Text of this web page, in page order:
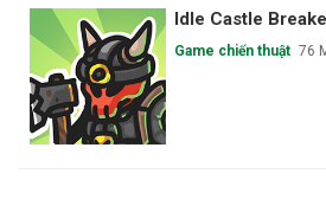
Idle Castle
Game chiến thuật 76